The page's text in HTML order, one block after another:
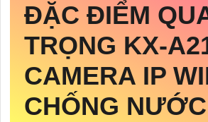
ĐẶC ĐIỂM
TRỌNG KX-
CAMERA IP
CHỐNG NƯỚC